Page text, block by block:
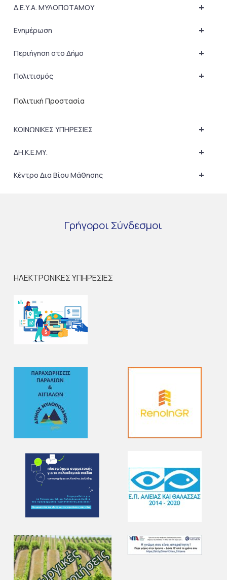
+
Δ.Ε.Υ.Α. ΜΥΛΟΠΟΤΑΜΟΥ
+
Ενημέρωση
+
Περιήγηση στο Δήμο
+
Πολιτισμός
Πολιτική Προστασία
+
ΚΟΙΝΩΝΙΚΕΣ ΥΠΗΡΕΣΙΕΣ
+
ΔΗ.Κ.Ε.ΜΥ.
+
Κέντρο Δια Βίου Μάθησης
Γρήγοροι Σύνδεσμοι
ΗΛΕΚΤΡΟΝΙΚΕΣ ΥΠΗΡΕΣΙΕΣ